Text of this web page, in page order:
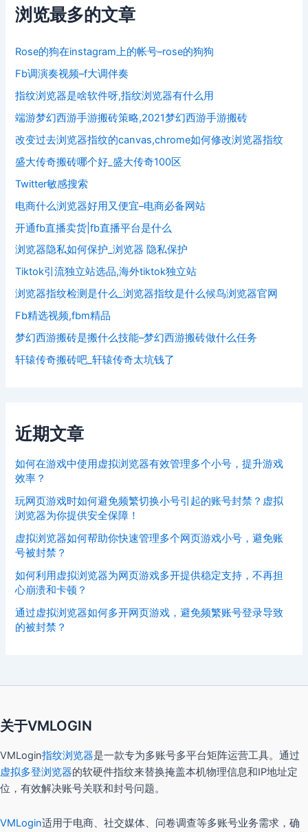
浏览最多的文章
Rose的狗在instagram上的帐号–rose的狗狗
Fb调演奏视频–f大调伴奏
指纹浏览器是啥软件呀,指纹浏览器有什么用
端游梦幻西游手游搬砖策略,2021梦幻西游手游搬砖
改变过去浏览器指纹的canvas,chrome如何修改浏览器指纹
盛大传奇搬砖哪个好_盛大传奇100区
Twitter敏感搜索
电商什么浏览器好用又便宜–电商必备网站
开通fb直播卖货|fb直播平台是什么
浏览器隐私如何保护_浏览器 隐私保护
Tiktok引流独立站选品,海外tiktok独立站
浏览器指纹检测是什么_浏览器指纹是什么候鸟浏览器官网
Fb精选视频,fbm精品
梦幻西游搬砖是搬什么技能–梦幻西游搬砖做什么任务
轩辕传奇搬砖吧_轩辕传奇太坑钱了
近期文章
如何在游戏中使用虚拟浏览器有效管理多个小号，提升游戏
效率？
玩网页游戏时如何避免频繁切换小号引起的账号封禁？虚拟
浏览器为你提供安全保障！
虚拟浏览器如何帮助你快速管理多个网页游戏小号，避免账
号被封禁？
如何利用虚拟浏览器为网页游戏多开提供稳定支持，不再担
心崩溃和卡顿？
通过虚拟浏览器如何多开网页游戏，避免频繁账号登录导致
的被封禁？
关于VMLOGIN
VMLogin指纹浏览器是一款专为多账号多平台矩阵运营工具。通过
虚拟多登浏览器的软硬件指纹来替换掩盖本机物理信息和IP地址定
位，有效解决账号关联和封号问题。
VMLogin适用于电商、社交媒体、问卷调查等多账号业务需求，确